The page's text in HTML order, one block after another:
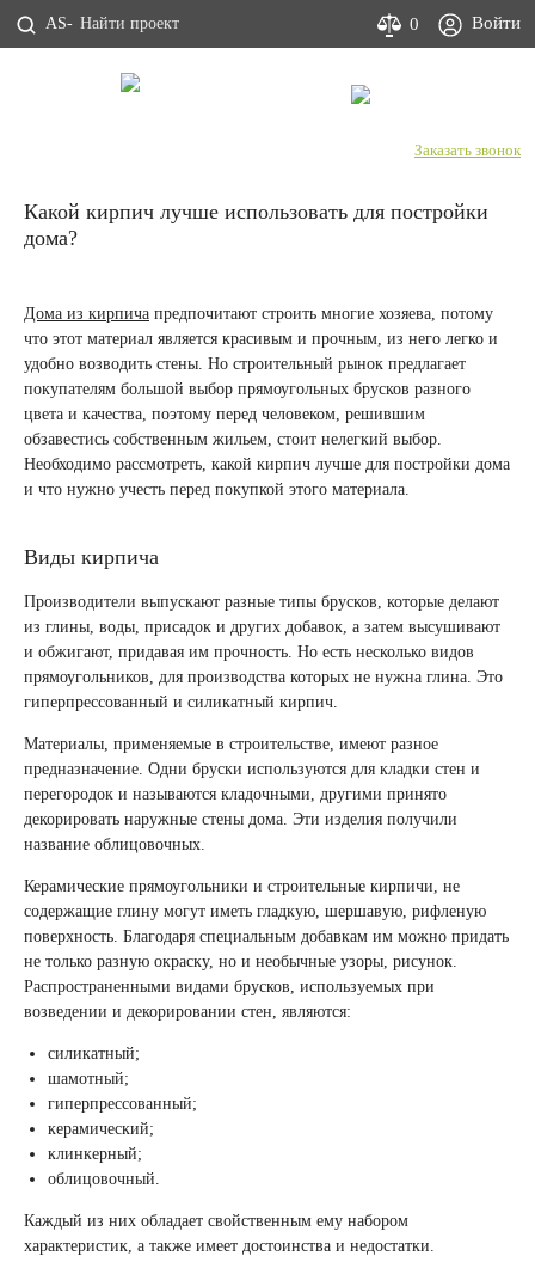
AS- 0 Войти
Заказать звонок
Какой кирпич лучше использовать для постройки
дома?
Дома из кирпича предпочитают строить многие хозяева, потому
что этот материал является красивым и прочным, из него легко и
удобно возводить стены. Но строительный рынок предлагает
покупателям большой выбор прямоугольных брусков разного
цвета и качества, поэтому перед человеком, решившим
обзавестись собственным жильем, стоит нелегкий выбор.
Необходимо рассмотреть, какой кирпич лучше для постройки дома
и что нужно учесть перед покупкой этого материала.
Виды кирпича
Производители выпускают разные типы брусков, которые делают
из глины, воды, присадок и других добавок, а затем высушивают
и обжигают, придавая им прочность. Но есть несколько видов
прямоугольников, для производства которых не нужна глина. Это
гиперпрессованный и силикатный кирпич.
Материалы, применяемые в строительстве, имеют разное
предназначение. Одни бруски используются для кладки стен и
перегородок и называются кладочными, другими принято
декорировать наружные стены дома. Эти изделия получили
название облицовочных.
Керамические прямоугольники и строительные кирпичи, не
содержащие глину могут иметь гладкую, шершавую, рифленую
поверхность. Благодаря специальным добавкам им можно придать
не только разную окраску, но и необычные узоры, рисунок.
Распространенными видами брусков, используемых при
возведении и декорировании стен, являются:
силикатный;
шамотный;
гиперпрессованный;
керамический;
клинкерный;
облицовочный.
Каждый из них обладает свойственным ему набором
характеристик, а также имеет достоинства и недостатки.